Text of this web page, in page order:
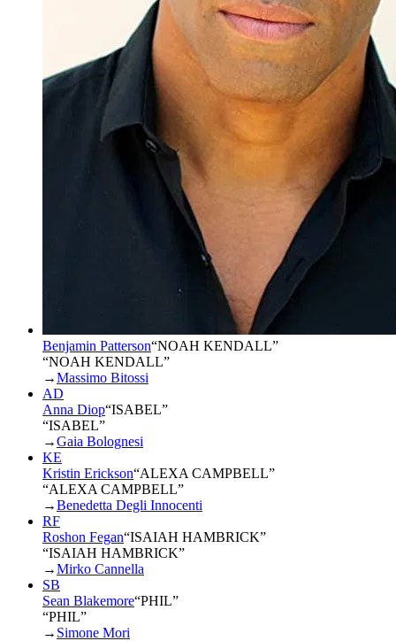
Benjamin Patterson“NOAH KENDALL”
“NOAH KENDALL”
→Massimo Bitossi
AD
Anna Diop“ISABEL”
“ISABEL”
→Gaia Bolognesi
KE
Kristin Erickson“ALEXA CAMPBELL”
“ALEXA CAMPBELL”
→Benedetta Degli Innocenti
RF
Roshon Fegan“ISAIAH HAMBRICK”
“ISAIAH HAMBRICK”
→Mirko Cannella
SB
Sean Blakemore“PHIL”
“PHIL”
→ Simone Mori